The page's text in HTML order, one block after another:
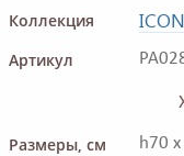
Коллекция
Артикул
Размеры, см
h70